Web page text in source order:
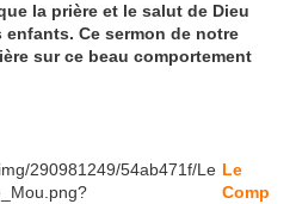
la prière et le salut de Dieu
Ce sermon de notre
sur ce beau comportement
Le
Comp